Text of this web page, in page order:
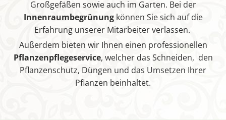
Großgefäßen sowie auch im Garten. Bei der
Innenraumbegrünungkönnen Sie sich auf die
Erfahrung unserer Mitarbeiter verlassen.
Außerdem bieten wir Ihnen einen professionellen
Pflanzenpflegeservice, welcher das Schneiden, den
Pflanzenschutz, Düngen und das Umsetzen Ihrer
Pflanzen beinhaltet.